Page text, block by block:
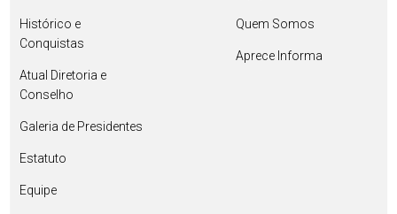
Histórico e
Conquistas
Atual Diretoria e
Conselho
Galeria de Presidentes
Estatuto
Equipe
Quem Somos
Aprece Informa